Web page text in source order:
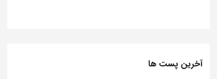
آخرین پست ها